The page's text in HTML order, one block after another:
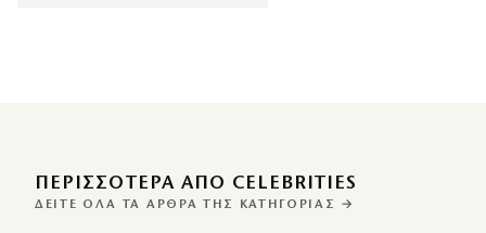
ΠΕΡΙΣΣΌΤΕΡΑ ΑΠΌ CELEBRITIES
ΔΕΊΤΕ ΌΛΑ ΤΑ ΆΡΘΡΑ ΤΗΣ ΚΑΤΗΓΟΡΊΑΣ →